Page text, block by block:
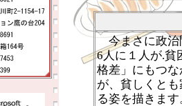
今まさに政治
6人に１人が.貧
格差」にもつ
が、貧しくと
る姿を描きま